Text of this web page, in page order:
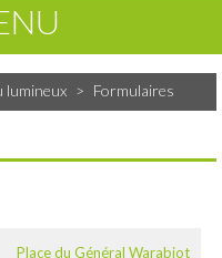
lumineux > Formulaires
Place du Général Warabiot